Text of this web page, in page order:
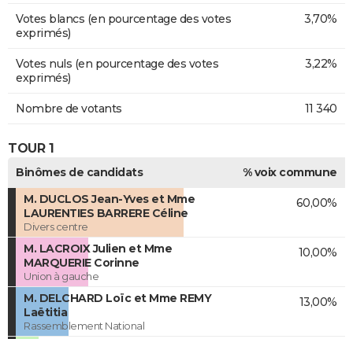
Votes blancs (en pourcentage des votes
exprimés)
3,70%
Votes nuls (en pourcentage des votes
exprimés)
3,22%
Nombre de votants 11 340
TOUR 1
Binômes de candidats
% voix commune
M. DUCLOS Jean-Yves et Mme
LAURENTIES BARRERE Céline
Divers centre
60,00%
M. LACROIX Julien et Mme
MARQUERIE Corinne
Union à gauche
10,00%
M. DELCHARD Loïc et Mme REMY
Laëtitia
Rassemblement National
13,00%